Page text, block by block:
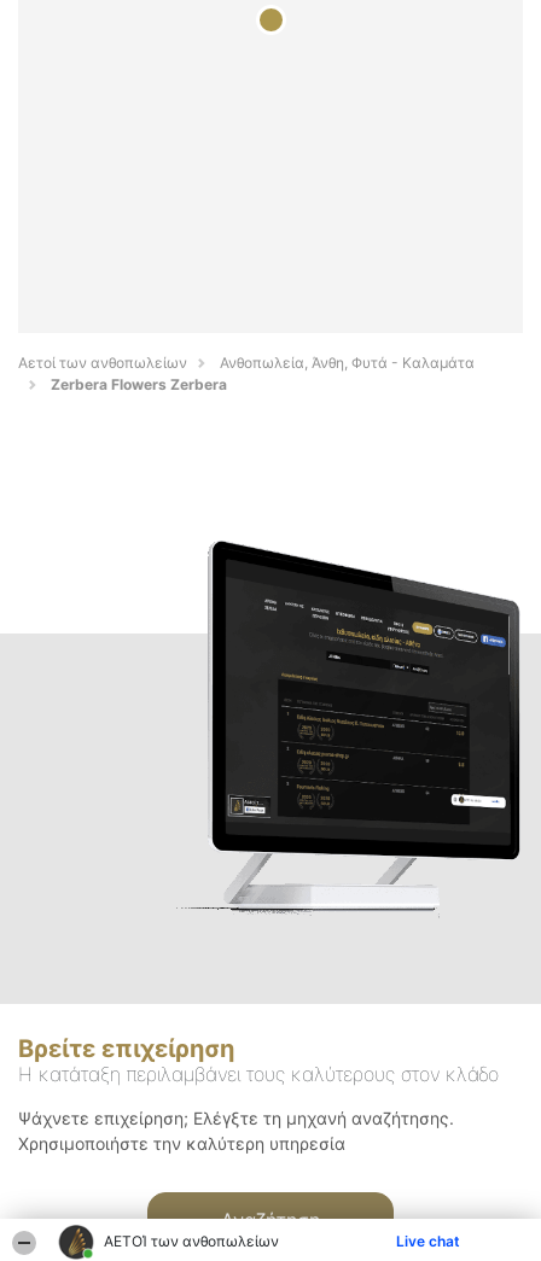
ΑΕΤΟΊ των ανθοπωλείων Live chat
Αετοί των ανθοπωλείων
Ανθοπωλεία, Άνθη, Φυτά - Καλαμάτα
Zerbera Flowers Zerbera
Βρείτε επιχείρηση
Η κατάταξη περιλαμβάνει τους καλύτερους στον κλάδο
Ψάχνετε επιχείρηση; Ελέγξτε τη μηχανή αναζήτησης.
Χρησιμοποιήστε την καλύτερη υπηρεσία
Αναζήτηση